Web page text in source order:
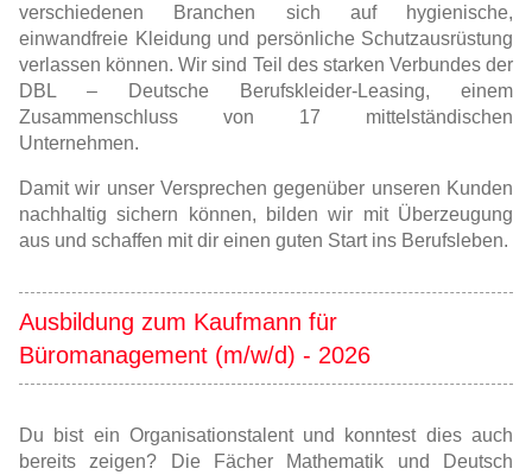
verschiedenen Branchen sich auf hygienische,
einwandfreie Kleidung und persönliche Schutzausrüstung
verlassen können. Wir sind Teil des starken Verbundes der
DBL – Deutsche Berufskleider-Leasing, einem
Zusammenschluss von 17 mittelständischen
Unternehmen.
Damit wir unser Versprechen gegenüber unseren Kunden
nachhaltig sichern können, bilden wir mit Überzeugung
aus und schaffen mit dir einen guten Start ins Berufsleben.
Ausbildung zum Kaufmann für
Büromanagement (m/w/d) - 2026
Du bist ein Organisationstalent und konntest dies auch
bereits zeigen? Die Fächer Mathematik und Deutsch